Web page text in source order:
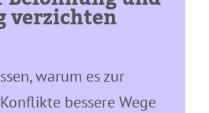
verzichten
warum es zur
bessere Wege